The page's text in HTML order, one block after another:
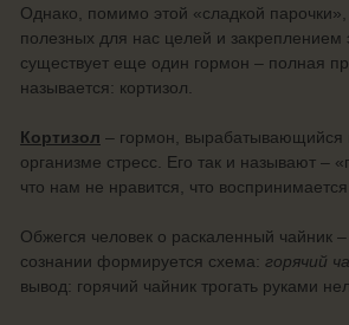
Однако, помимо этой «сладкой
полезных для нас целей и
существует еще один гормон – полная
называется: кортизол.
Кортизол – гормон, вырабатывающийся
организме стресс. Его так и называют –
что нам не нравится, что
Обжегся человек о раскаленный чайник
сознании формируется схема: горячий
вывод: горячий чайник трогать руками